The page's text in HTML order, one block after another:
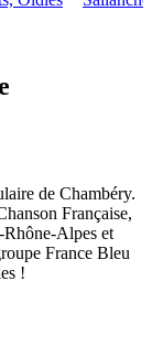
de Chambéry.
Française,
Alpes et
France Bleu
!